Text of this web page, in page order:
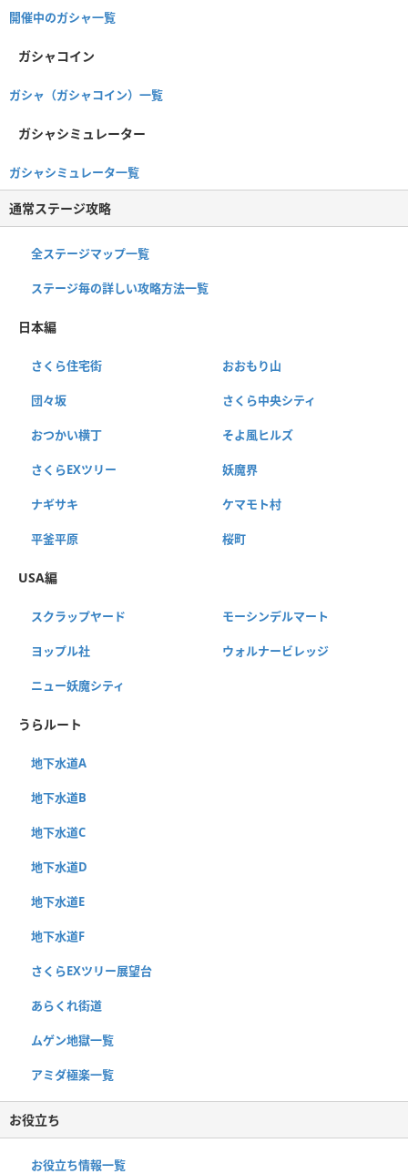
開催中のガシャ一覧
ガシャコイン
ガシャ（ガシャコイン）一覧
ガシャシミュレーター
ガシャシミュレータ一覧
通常ステージ攻略
全ステージマップ一覧
ステージ毎の詳しい攻略方法一覧
日本編
さくら住宅街 おおもり山
団々坂 さくら中央シティ
おつかい横丁 そよ風ヒルズ
さくらEXツリー 妖魔界
ナギサキ ケマモト村
平釜平原 桜町
USA編
スクラップヤード モーシンデルマート
ヨップル社 ウォルナービレッジ
ニュー妖魔シティ
うらルート
地下水道A
地下水道B
地下水道C
地下水道D
地下水道E
地下水道F
さくらEXツリー展望台
あらくれ街道
ムゲン地獄一覧
アミダ極楽一覧
お役立ち
お役立ち情報一覧